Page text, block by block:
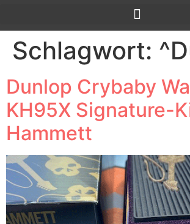
Schlagwort:
Dunlop Crybaby
KH95X Signature-
Hammett